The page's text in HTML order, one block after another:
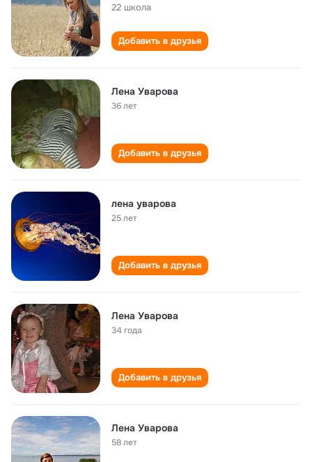
22 школа
Добавить в друзья
Лена Уварова
36 лет
Добавить в друзья
лена уварова
25 лет
Добавить в друзья
Лена Уварова
34 года
Добавить в друзья
Лена Уварова
58 лет